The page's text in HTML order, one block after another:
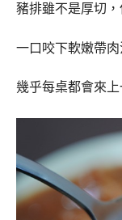
豬排雖不是厚切
一口咬下軟嫩帶
幾乎每桌都會來